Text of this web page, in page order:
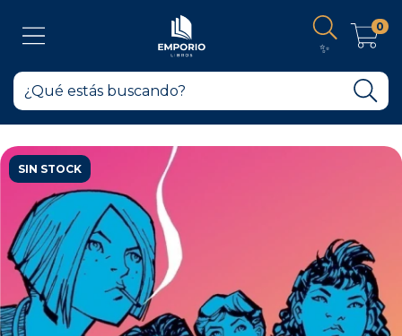
✨
0
SIN STOCK